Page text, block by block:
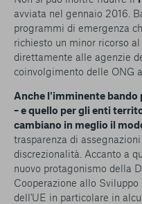
avviata nel gennaio 2016.
programmi di emergenza
richiesto un minor ricorso
direttamente alle agenzie
coinvolgimento delle ONG
Anche l'imminente bando
– e quello per gli enti
cambiano in meglio il
trasparenza di
discrezionalità. Accanto a
nuovo protagonismo della
Cooperazione allo
dell'UE in particolare in